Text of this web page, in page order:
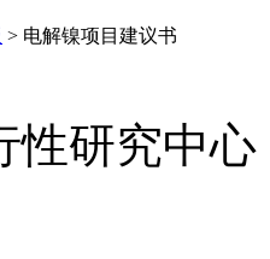
> 电解镍项目建议书
性研究